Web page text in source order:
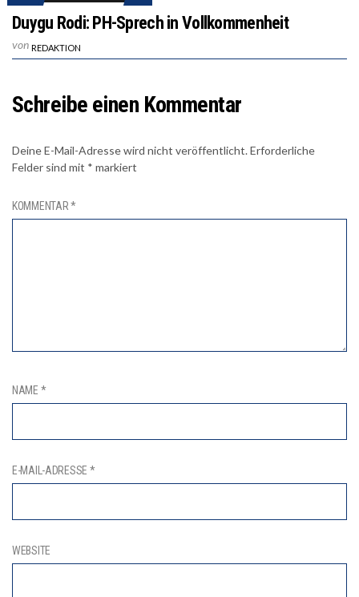
Duygu Rodi: PH-Sprech in Vollkommenheit
von REDAKTION
Schreibe einen Kommentar
Deine E-Mail-Adresse wird nicht veröffentlicht.Erforderliche
Felder sind mit * markiert
KOMMENTAR*
NAME *
E-MAIL-ADRESSE *
WEBSITE